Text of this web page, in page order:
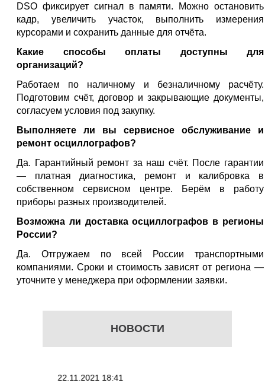
НОВОСТИ
02.08.2021 18:41
DSO фиксирует сигнал в памяти. Можно остановить
кадр, увеличить участок, выполнить измерения
курсорами и сохранить данные для отчёта.
Какие способы оплаты доступны для
организаций?
Работаем по наличному и безналичному расчёту.
Подготовим счёт, договор и закрывающие документы,
согласуем условия под закупку.
Выполняете ли вы сервисное обслуживание и
ремонт осциллографов?
Да. Гарантийный ремонт за наш счёт. После гарантии
— платная диагностика, ремонт и калибровка в
собственном сервисном центре. Берём в работу
приборы разных производителей.
Возможна ли доставка осциллографов в регионы
России?
Да. Отгружаем по всей России транспортными
компаниями. Сроки и стоимость зависят от региона —
уточните у менеджера при оформлении заявки.